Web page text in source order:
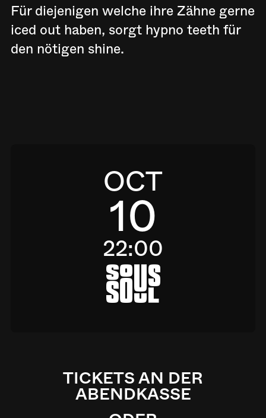
Für diejenigen welche ihre Zähne gerne
iced out haben, sorgt hypno teeth für
den nötigen shine.
OCT
10
22:00
a
TICKETS AN DER
ABENDKASSE